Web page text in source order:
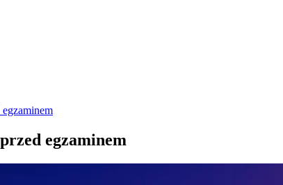
egzaminem